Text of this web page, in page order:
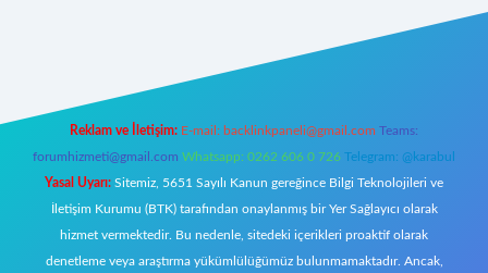
Reklam ve İletişim: E-mail: backlinkpaneli@gmail.com Teams:
forumhizmeti@gmail.com Whatsapp: 0262 606 0 726 Telegram: @karabul
Yasal Uyarı: Sitemiz, 5651 Sayılı Kanun gereğince Bilgi Teknolojileri ve
İletişim Kurumu (BTK) tarafından onaylanmış bir Yer Sağlayıcı olarak
hizmet vermektedir. Bu nedenle, sitedeki içerikleri proaktif olarak
denetleme veya araştırma yükümlülüğümüz bulunmamaktadır. Ancak,